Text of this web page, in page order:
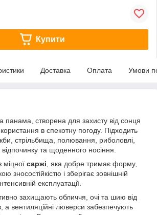
Купити
Доставка Оплата Умови
панама, створена для захисту від сонця
в спекотну погоду. Підходить
стрільбища, полювання, риболовлі,
та щоденного носіння.
саржі , яка добре тримає форму,
зносостійкістю і зберігає зовнішній
експлуатації.
захищають обличчя, очі та шию від
а вентиляційні люверси забезпечують